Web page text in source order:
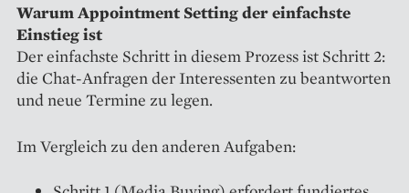
Warum Appointment Setting der einfachste
Einstieg ist
Der einfachste Schritt in diesem Prozess ist Schritt 2:
die Chat-Anfragen der Interessenten zu beantworten
und neue Termine zu legen.
Im Vergleich zu den anderen Aufgaben: